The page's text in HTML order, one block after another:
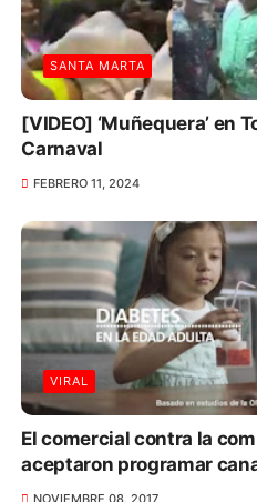
SANTA MARTA
[VIDEO] ‘Muñequera’ en
Carnaval
FEBRERO 11, 2024
VIRAL
El comercial contra la
aceptaron programar
NOVIEMBRE 08, 2017